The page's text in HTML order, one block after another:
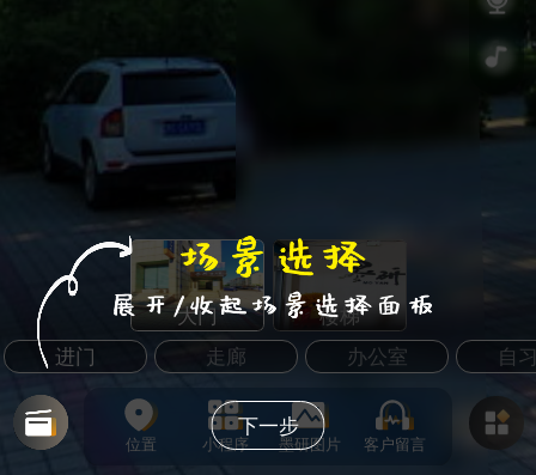
大门
楼梯
进门
走廊 办公室 自
位置 小程序 墨研图片 客户留言
下一步